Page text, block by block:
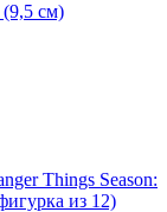
см)
Things Season:
из 12)